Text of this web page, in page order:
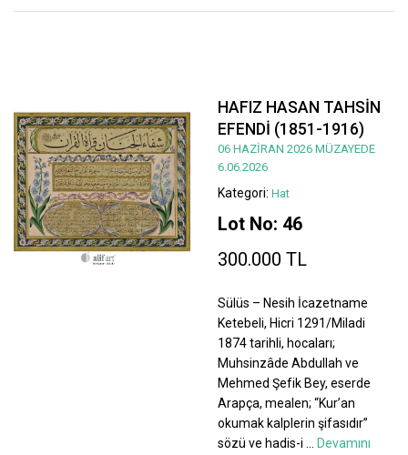
HAFIZ HASAN TAHSİN
EFENDİ (1851-1916)
06 HAZİRAN 2026 MÜZAYEDE
6.06.2026
Kategori: Hat
Lot No: 46
300.000 TL
Sülüs – Nesih İcazetname
Ketebeli, Hicri 1291/Miladi
1874 tarihli, hocaları;
Muhsinzâde Abdullah ve
Mehmed Şefik Bey, eserde
Arapça, mealen; “Kur’an
okumak kalplerin şifasıdır”
sözü ve hadis-i ... Devamını